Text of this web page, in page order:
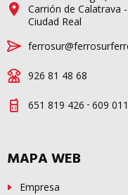
Carrión de Calatrava
Ciudad Real
926 81 48 68
651 819 426 - 609
MAPA WEB
Empresa